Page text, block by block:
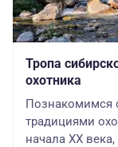
Тропа
охотника
Познакомимся
традициями
начала XX века,